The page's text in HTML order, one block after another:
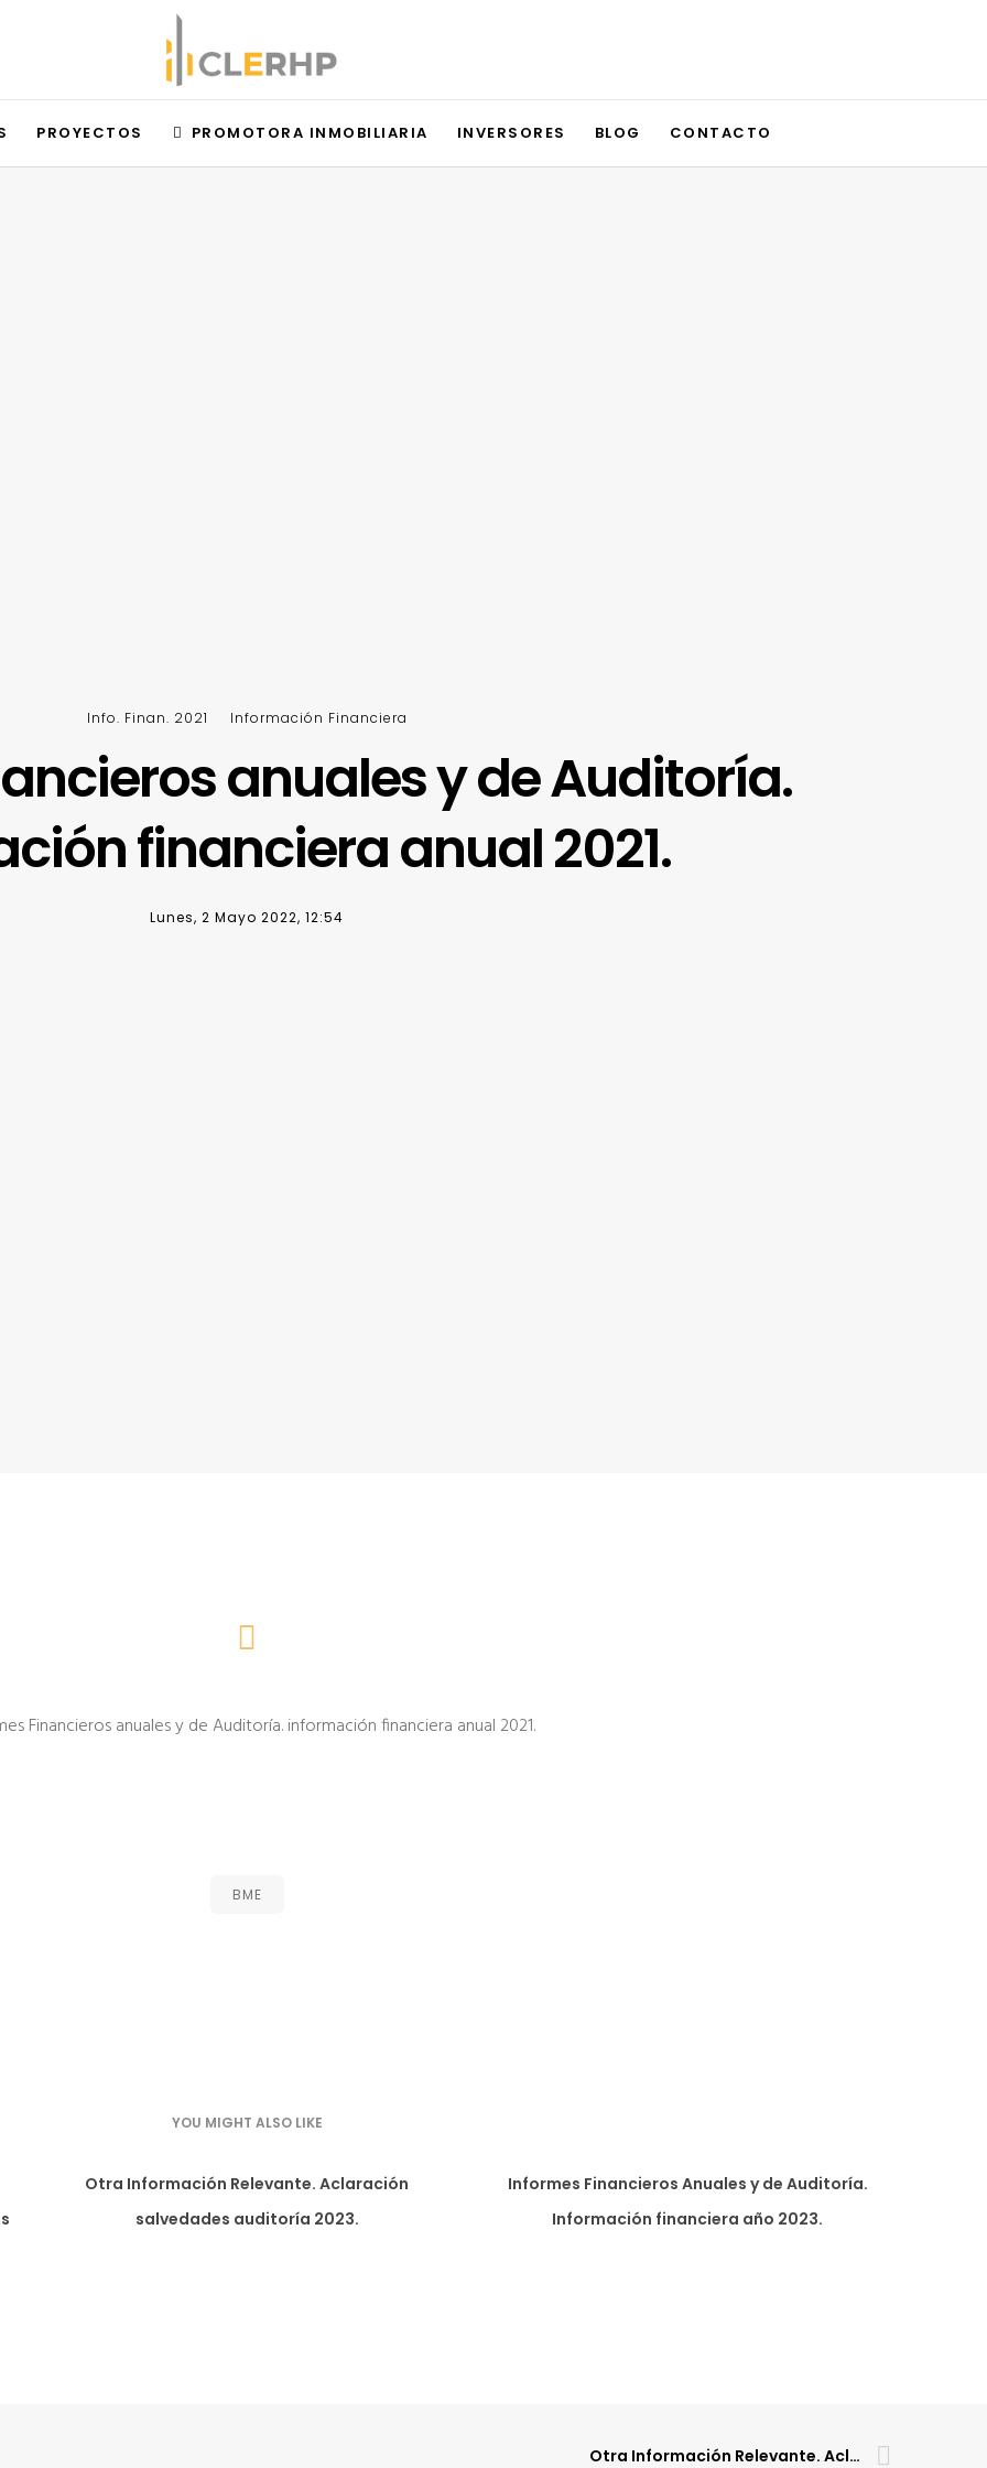
PROYECTOS PROMOTORA INMOBILIARIA INVERSORES BLOG CONTACTO
Info. Finan. 2021 Información Financiera
anuales y de Auditoría.
financiera anual 2021.
Lunes, 2 Mayo 2022, 12:54
Financieros anuales y de Auditoría. información financiera anual 2021.
BME
YOU MIGHT ALSO LIKE
Otra Información Relevante. Aclaración
salvedades auditoría 2023.
Informes Financieros Anuales y de Auditoría.
Información financiera año 2023.
Otra Información Relevante. Aclaración salvedades auditoría.